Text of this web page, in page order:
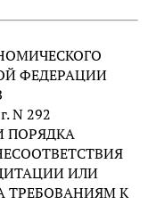
ФЕДЕРАЦИИ
N 292
ПОРЯДКА
ИЛИ
ТРЕБОВАНИЯМ К